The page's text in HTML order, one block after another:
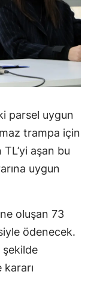
parsel uygun
trampa için
aşan bu
uygun
oluşan 73
ödenecek.
şekilde